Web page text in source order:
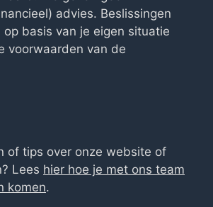
advies. Beslissingen
op basis van je eigen situatie
voorwaarden van de
of tips over onze website of
Lees hier hoe je met ons team
komen.